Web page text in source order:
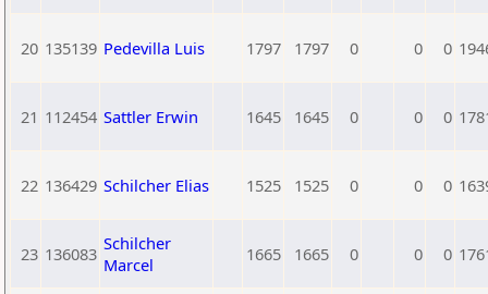
20 135139 Pedevilla Luis 1797 1797 0 0 0
21 112454 Sattler Erwin 1645 1645 0 0 0
22 136429 Schilcher Elias 1525 1525 0 0 0
23 136083 Schilcher
Marcel
1665 1665 0 0 0